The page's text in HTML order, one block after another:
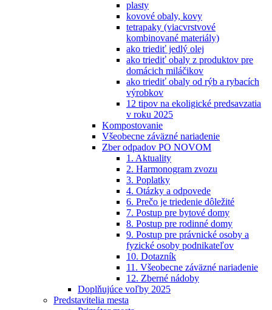
plasty
kovové obaly, kovy
tetrapaky (viacvrstvové
kombinované materiály)
ako triediť jedlý olej
ako triediť obaly z produktov pre
domácich miláčikov
ako triediť obaly od rýb a rybacích
výrobkov
12 tipov na ekoligické predsavzatia
v roku 2025
Kompostovanie
Všeobecne záväzné nariadenie
Zber odpadov PO NOVOM
1. Aktuality
2. Harmonogram zvozu
3. Poplatky
4. Otázky a odpovede
6. Prečo je triedenie dôležité
7. Postup pre bytové domy
8. Postup pre rodinné domy
9. Postup pre právnické osoby a
fyzické osoby podnikateľov
10. Dotazník
11. Všeobecne záväzné nariadenie
12. Zberné nádoby
Doplňujúce voľby 2025
Predstavitelia mesta